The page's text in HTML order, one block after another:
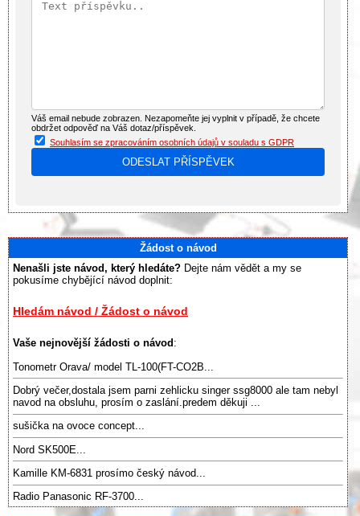
Váš email nebude zobrazen. Nezapomeňte jej vyplnit v případě, že chcete
obdržet odpověď na Váš dotaz/příspěvek.
Souhlasím se zpracováním osobních údajů v souladu s GDPR
Žádost o návod
Nenašli jste návod, který hledáte? Dejte nám vědět a my se
pokusíme chybějící návod doplnit:
Hledám návod / Žádost o návod
Vaše nejnovější žádosti o návod :
Tonometr Orava/ model TL-100(FT-CO2B...
Dobrý večer,dostala jsem parni zehlicku singer ssg8000 ale tam nebyl
navod na obsluhu, prosím o zaslání.predem děkuji ...
sušička na ovoce concept...
Nord SK500E...
Kamille KM-6831 prosímo český návod...
Radio Panasonic RF-3700...